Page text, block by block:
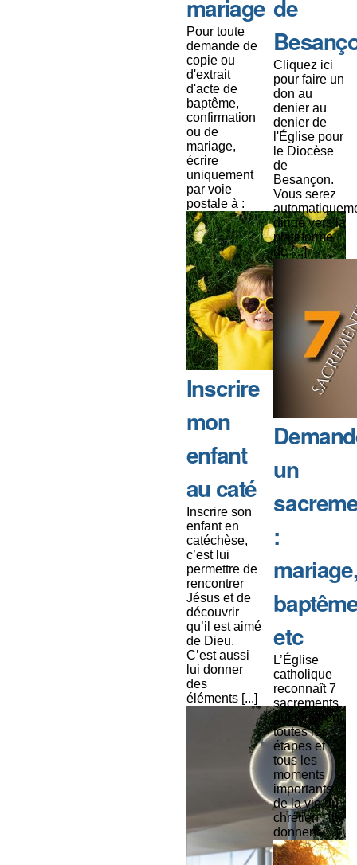
mariage
Pour toute
demande de
copie ou
d'extrait
d'acte de
baptême,
confirmation
ou de
mariage,
écrire
uniquement
par voie
postale à :
Inscrire
mon
enfant
au caté
Inscrire son
enfant en
catéchèse,
c’est lui
permettre de
rencontrer
Jésus et de
découvrir
qu’il est aimé
de Dieu.
C’est aussi
lui donner
des
éléments [...]
de
Cliquez ici
pour faire un
don au
denier au
denier de
l'Église pour
le Diocèse
de
Besançon.
Vous serez
dirigé vers la
plateforme
de [...]
un
:
etc
L’Église
catholique
reconnaît 7
sacrements
qui touchent
toutes les
étapes et
tous les
moments
importants
de la vie du
chrétien : ils
donnent [...]